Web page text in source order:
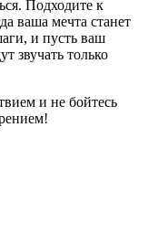
Подходите к
ваша мечта станет
и пусть ваш
звучать только
и не бойтесь